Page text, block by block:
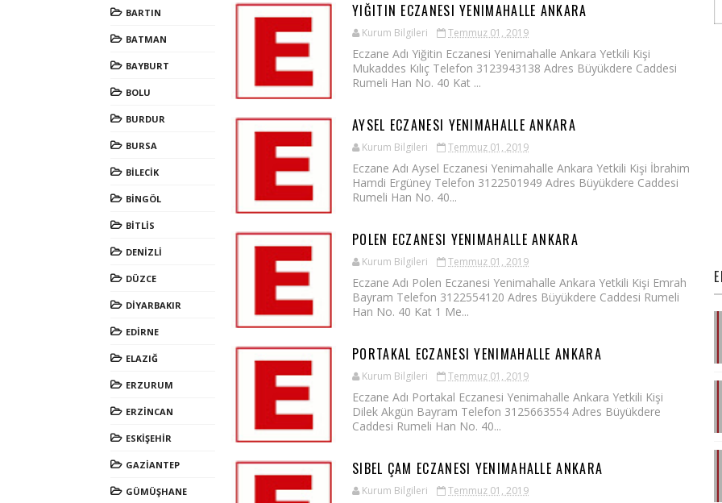
BARTIN
BATMAN
BAYBURT
BOLU
BURDUR
BURSA
BİLECİK
BİNGÖL
BİTLİS
DENİZLİ
DÜZCE
DİYARBAKIR
EDİRNE
ELAZIĞ
ERZURUM
ERZİNCAN
ESKİŞEHİR
GAZİANTEP
GÜMÜŞHANE
YIĞITIN ECZANESI YENIMAHALLE ANKARA
Kurum Bilgileri Temmuz 01, 2019
Eczane Adı Yiğitin Eczanesi Yenimahalle Ankara Yetkili Kişi
Mukaddes Kılıç Telefon 3123943138 Adres Büyükdere Caddesi
Rumeli Han No. 40 Kat ...
AYSEL ECZANESI YENIMAHALLE ANKARA
Kurum Bilgileri Temmuz 01, 2019
Eczane Adı Aysel Eczanesi Yenimahalle Ankara Yetkili Kişi İbrahim
Hamdi Ergüney Telefon 3122501949 Adres Büyükdere Caddesi
Rumeli Han No. 40...
POLEN ECZANESI YENIMAHALLE ANKARA
Kurum Bilgileri Temmuz 01, 2019
Eczane Adı Polen Eczanesi Yenimahalle Ankara Yetkili Kişi Emrah
Bayram Telefon 3122554120 Adres Büyükdere Caddesi Rumeli
Han No. 40 Kat 1 Me...
PORTAKAL ECZANESI YENIMAHALLE ANKARA
Kurum Bilgileri Temmuz 01, 2019
Eczane Adı Portakal Eczanesi Yenimahalle Ankara Yetkili Kişi
Dilek Akgün Bayram Telefon 3125663554 Adres Büyükdere
Caddesi Rumeli Han No. 40...
SIBEL ÇAM ECZANESI YENIMAHALLE ANKARA
Kurum Bilgileri Temmuz 01, 2019